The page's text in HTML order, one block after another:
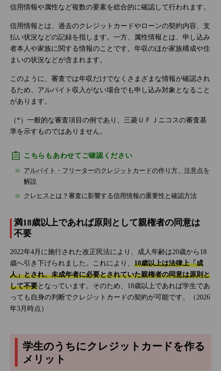
信用情報や属性など複数の要素を総合的に確認して行われます。
信用情報とは、過去のクレジットカードやローンの契約内容、支
払い状況などの記録を指します。一方、属性情報とは、申し込み
者本人や家族に関する情報のことです。年収のほか家族構成や住
まいの状況などが含まれます。
このように、審査では年収だけでなくさまざまな情報が確認され
るため、アルバイト収入がない場合でも申し込み対象となること
があります。
（*）一般的な審査項目の例であり、三菱ＵＦＪニコスの審査基
準を示すものではありません。
こちらもあわせてご確認ください
アルバイト・フリーターのクレジットカードの作り方、注意点を
解説
クレヒスとは？審査に影響する信用情報の重要性と確認方法
満18歳以上であれば原則として親権者の同意は
不要
2022年4月に施行された改正民法により、成人年齢は20歳から18
歳へ引き下げられました。これにより、 18歳以上は法律上「成
人」とされ、未成年者に必要とされていた親権者の同意は原則と
して不要となっています。そのため、18歳以上であれば学生であ
っても自身の判断でクレジットカードの契約が可能です。（2026
年3月時点）
学生のうちにクレジットカードを作る
メリット